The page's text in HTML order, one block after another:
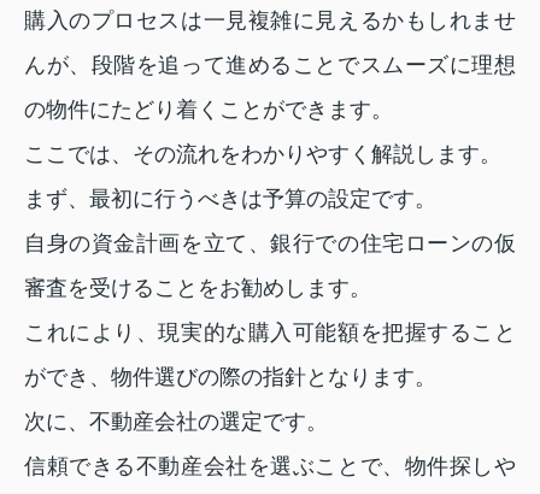
購入のプロセスは一見複雑に見えるかもしれませ
んが、段階を追って進めることでスムーズに理想
の物件にたどり着くことができます。
ここでは、その流れをわかりやすく解説します。
まず、最初に行うべきは予算の設定です。
自身の資金計画を立て、銀行での住宅ローンの仮
審査を受けることをお勧めします。
これにより、現実的な購入可能額を把握すること
ができ、物件選びの際の指針となります。
次に、不動産会社の選定です。
信頼できる不動産会社を選ぶことで、物件探しや